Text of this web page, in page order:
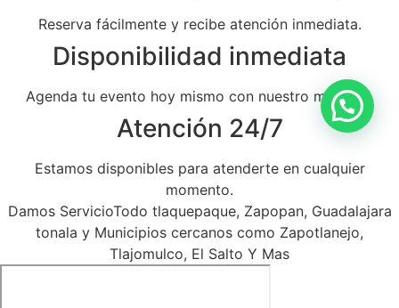
Reserva fácilmente y recibe atención inmediata.
Disponibilidad inmediata
Agenda tu evento hoy mismo con nuestro mariachi.
Atención 24/7
Estamos disponibles para atenderte en cualquier
momento.
Damos ServicioTodo tlaquepaque, Zapopan, Guadalajara
tonala y Municipios cercanos como Zapotlanejo,
Tlajomulco, El Salto Y Mas